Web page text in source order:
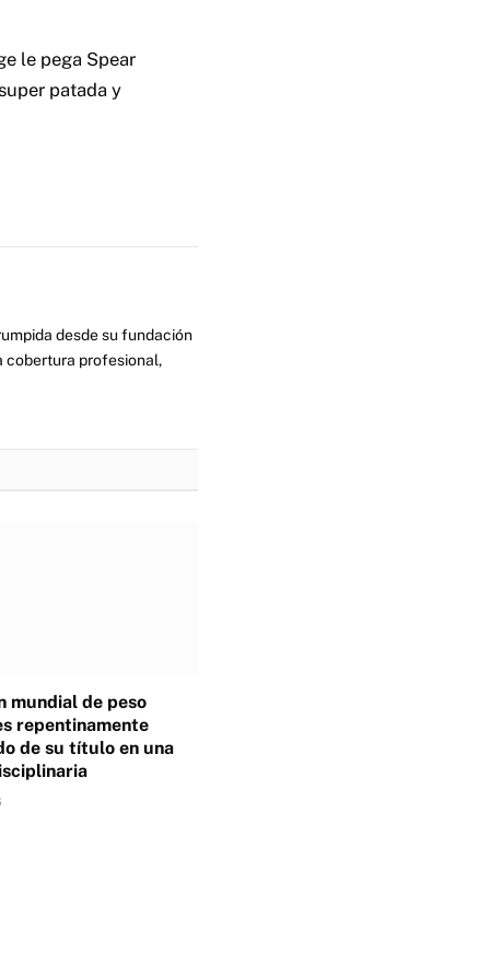
le pega Spear
patada y
desde su fundación
cobertura profesional,
mundial de peso
repentinamente
de su título en una